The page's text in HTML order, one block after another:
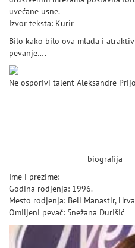
uvećane usne.
Izvor teksta: Kurir
Bilo kako bilo ova mlada i
pevanje….
Ne osporivi talent Aleksandre
– biografija
Ime i prezime:
Godina rodjenja: 1996.
Mesto rodjenja: Beli Manastir,
Omiljeni pevač: Snežana Đurišić